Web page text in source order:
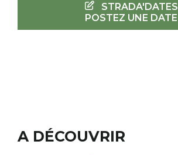
STRADA'DATES
POSTEZ UNE DATE
A DÉCOUVRIR